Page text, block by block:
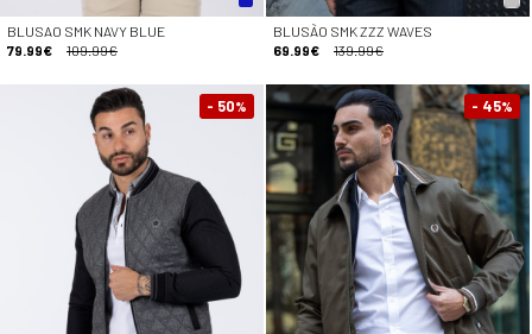
BLUSAO SMK NAVY BLUE
79.99€
109.99€
BLUSÃO SMK ZZZ WAVES
69.99€
139.99€
- 50% - 45%